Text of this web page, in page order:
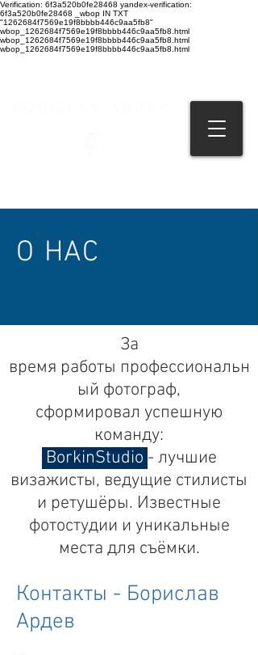
Verification: 6f3a520b0fe28468 yandex-verification:
6f3a520b0fe28468 _wbop IN TXT
"1262684f7569e19f8bbbb446c9aa5fb8"
wbop_1262684f7569e19f8bbbb446c9aa5fb8.html
wbop_1262684f7569e19f8bbbb446c9aa5fb8.html
wbop_1262684f7569e19f8bbbb446c9aa5fb8.html
О НАС
За
время работы профессиональн
ый фотограф,
сформировал успешную
команду:
BorkinStudio - лучшие
визажисты, ведущие стилисты
и ретушёры. Известные
фотостудии и уникальные
места для съёмки.
Контакты - Борислав
Ардев